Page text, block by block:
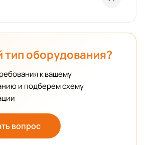
тип оборудования?
к вашему
и подберем схему
вопрос